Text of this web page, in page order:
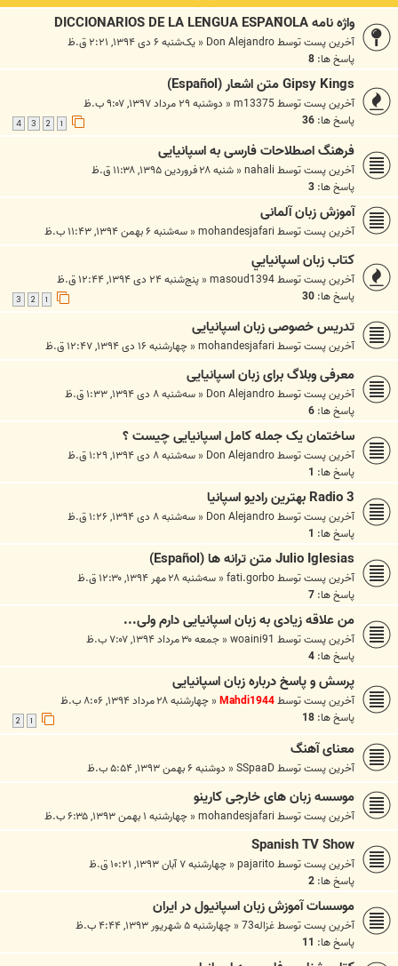
واژه نامه DICCIONARIOS DE LA LENGUA ESPAÑOLA
آخرین پست توسطDon Alejandro
« یک‌شنبه ۶ دی ۱۳۹۴, ۲:۲۱ ق.ظ
پاسخ ها: 8
Gipsy Kings متن اشعار (Español)
آخرین پست توسطm13375
« دوشنبه ۲۹ مرداد ۱۳۹۷, ۹:۰۷ ب.ظ
پاسخ ها: 36
3
4
فرهنگ اصطلاحات فارسی به اسپانیایی
آخرین پست توسطnahali
« شنبه ۲۸ فروردین ۱۳۹۵, ۱۱:۳۸ ق.ظ
پاسخ ها: 3
آموزش زبان آلمانی
آخرین پست توسطmohandesjafari
« سه‌شنبه ۶ بهمن ۱۳۹۴, ۱۱:۴۳ ب.ظ
كتاب زبان اسپانيايي
آخرین پست توسطmasoud1394
« پنج‌شنبه ۲۴ دی ۱۳۹۴, ۱۲:۴۴ ق.ظ
پاسخ ها: 30
3
تدریس خصوصی زبان اسپانیایی
آخرین پست توسطmohandesjafari
« چهارشنبه ۱۶ دی ۱۳۹۴, ۱۲:۴۷ ق.ظ
معرفی وبلاگ برای زبان اسپانیایی
آخرین پست توسطDon Alejandro
« سه‌شنبه ۸ دی ۱۳۹۴, ۱:۳۳ ق.ظ
پاسخ ها: 6
ساختمان یک جمله کامل اسپانیایی چیست ؟
آخرین پست توسطDon Alejandro
« سه‌شنبه ۸ دی ۱۳۹۴, ۱:۲۹ ق.ظ
پاسخ ها: 1
Radio 3 بهترین رادیو اسپانیا
آخرین پست توسطDon Alejandro
« سه‌شنبه ۸ دی ۱۳۹۴, ۱:۲۶ ق.ظ
پاسخ ها: 1
Julio Iglesias متن ترانه ها (Español)
آخرین پست توسطfati.gorbo
« سه‌شنبه ۲۸ مهر ۱۳۹۴, ۱۲:۳۰ ق.ظ
پاسخ ها: 7
من علاقه زیادی به زبان اسپانیایی دارم ولی...
آخرین پست توسطwoaini91
« جمعه ۳۰ مرداد ۱۳۹۴, ۷:۰۷ ب.ظ
پاسخ ها: 4
پرسش و پاسخ درباره زبان اسپانیایی
آخرین پست توسطMahdi1944
« چهارشنبه ۲۸ مرداد ۱۳۹۴, ۸:۰۶ ب.ظ
پاسخ ها: 18
معنای آهنگ
آخرین پست توسطSSpaaD
« دوشنبه ۶ بهمن ۱۳۹۳, ۵:۵۴ ب.ظ
موسسه زبان های خارجی کارینو
آخرین پست توسطmohandesjafari
« چهارشنبه ۱ بهمن ۱۳۹۳, ۶:۳۵ ب.ظ
Spanish TV Show
آخرین پست توسطpajarito
« چهارشنبه ۷ آبان ۱۳۹۳, ۱۰:۲۱ ق.ظ
پاسخ ها: 2
موسسات آموزش زبان اسپانيول در ايران
آخرین پست توسطغزاله73 « چهارشنبه ۵ شهریور ۱۳۹۳, ۴:۴۴ ب.ظ
پاسخ ها: 11